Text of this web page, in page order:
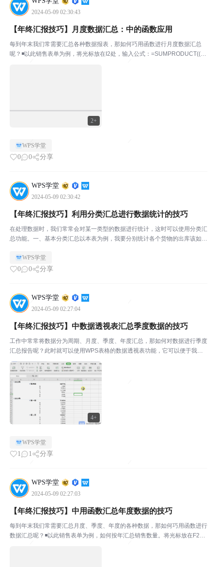
2024-05-09 02:30:43
2+
【年终汇报技巧】月度数据汇总：中的函数应用
每到年末我们常需要汇总各种数据报表，那如何巧用函数进行月度数据汇总
呢？◾以此销售表单为例，将光标放在I2处，输入公式：=SUMPRODUCT((Y
WPS学堂
0 0 分享
WPS学堂
2024-05-09 02:30:42
【年终汇报技巧】利用分类汇总进行数据统计的技巧
在处理数据时，我们常常会对某一类型的数据进行统计，这时可以使用分类汇
总功能。一、基本分类汇总以本表为例，我要分别统计各个货物的出库该如何
单，选择自定义排序。▪第二步：在「排序」对话框中，选...
WPS学堂
0 0 分享
WPS学堂
2024-05-09 02:27:04
4+
【年终汇报技巧】中数据透视表汇总季度数据的技巧
工作中常常将数据分为周期、月度、季度、年度汇总，那如何对数据进行季度
汇总报告呢？此时就可以使用WPS表格的数据透视表功能，它可以便于我们
筛选和统计。◾以此销售表单为例。点击上方菜单栏数据-数据透视表，选择单
元格区域，创建新的工作表。此时弹出一个新的工作表，...
WPS学堂
1 1 分享
WPS学堂
2024-05-09 02:27:03
【年终汇报技巧】中用函数汇总年度数据的技巧
每到年末我们常需要汇总月度、季度、年度的各种数据，那如何巧用函数进行
数据汇总呢？◾以此销售表单为例，如何按年汇总销售数量。将光标放在F2